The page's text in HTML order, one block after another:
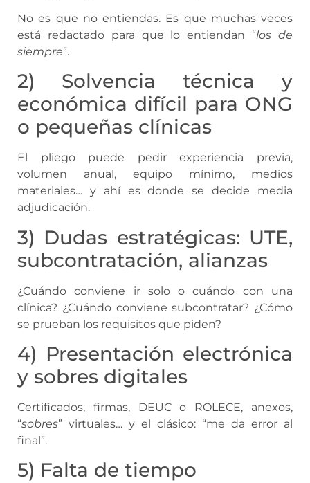
No es que no entiendas. Es que muchas veces
está redactado para que lo entiendan “los de
siempre”.
2) Solvencia técnica y
económica difícil para ONG
o pequeñas clínicas
El pliego puede pedir experiencia previa,
volumen anual, equipo mínimo, medios
materiales… y ahí es donde se decide media
adjudicación.
3) Dudas estratégicas: UTE,
subcontratación, alianzas
¿Cuándo conviene ir solo o cuándo con una
clínica? ¿Cuándo conviene subcontratar? ¿Cómo
se prueban los requisitos que piden?
4) Presentación electrónica
y sobres digitales
Certificados, firmas, DEUC o ROLECE, anexos,
“sobres” virtuales… y el clásico: “me da error al
final”.
5) Falta de tiempo